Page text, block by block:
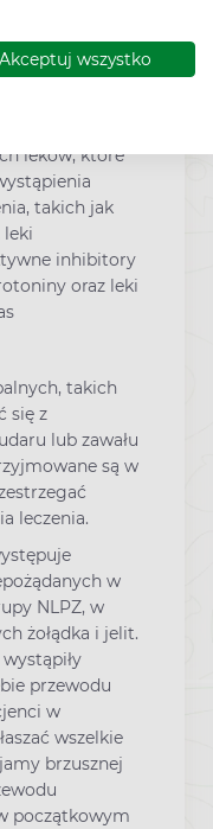
Akceptuj wszystko
obecnie lub w
kataru,
duszności;
leków, które
takich jak
inhibitory
oraz leki
takich
się z
lub zawału
są w
leczenia.
w
NLPZ, w
żołądka i jelit.
przewodu
w
wszelkie
brzusznej
początkowym